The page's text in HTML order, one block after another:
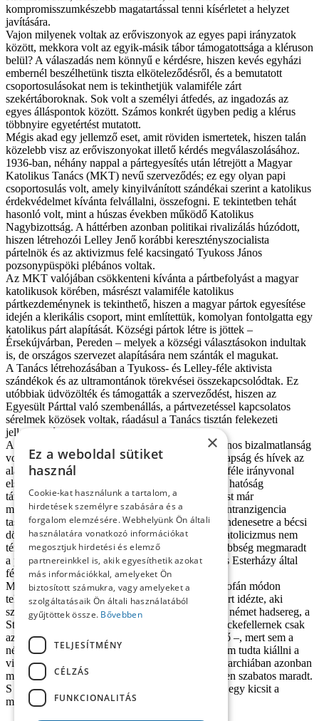
kompromisszumkészebb magatartással tenni kísérletet a helyzet
javítására.
Vajon milyenek voltak az erőviszonyok az egyes papi irányzatok
között, mekkora volt az egyik-másik tábor támogatottsága a kléruson
belül? A válaszadás nem könnyű e kérdésre, hiszen kevés egyházi
embernél beszélhetünk tiszta elköteleződésről, és a bemutatott
csoportosulásokat nem is tekinthetjük valamiféle zárt
szekértáboroknak. Sok volt a személyi átfedés, az ingadozás az
egyes álláspontok között. Számos konkrét ügyben pedig a klérus
többnyire egyetértést mutatott.
Mégis akad egy jellemző eset, amit röviden ismertetek, hiszen talán
közelebb visz az erőviszonyokat illető kérdés megválaszolásához.
1936-ban, néhány nappal a párt­egyesítés után létrejött a Magyar
Katolikus Tanács (MKT) nevű szerveződés; ez egy olyan papi
csoportosulás volt, amely kinyilvánított szándékai szerint a katolikus
érdekvédelmet kívánta felvállalni, összefogni. E tekintetben tehát
hasonló volt, mint a húszas években működő Katolikus
Nagybizottság. A háttérben azonban politikai rivalizálás húzódott,
hiszen létrehozói Lelley Jenő korábbi keresztényszocialista
pártelnök és az aktivizmus felé kacsingató Tyukoss János
pozsonypüspöki plébános voltak.
Az MKT valójában csökkenteni kívánta a pártbefolyást a magyar
katolikusok körében, másrészt valamiféle katolikus
pártkezdeménynek is tekinthető, hiszen a magyar pártok egyesítése
idején a klerikális csoport, mint említettük, komolyan fontolgatta egy
katolikus párt alapítását. Községi pártok létre is jöttek –
Érsekújvárban, Pereden – melyek a községi választásokon indultak
is, de országos szervezet alapítására nem szánták el magukat.
A Tanács létrehozásában a Tyukoss- és Lelley-féle aktivista
szándékok és az ultramontánok törekvései összekapcsolódtak. Ez
utóbbiak üdvözölték és támogatták a szerveződést, hiszen az
Egyesült Párttal való szembenállás, a pártvezetéssel kapcsolatos
sérelmek közösek voltak, ráadásul a Tanács tisztán felekezeti
jelleggel bírt.
A klerikálisok támogatásán kívül viszont az általános bizalmatlanság
volt jellemző a szervezettel szemben. A magyar papság és hívek az
alakulattól lényegében távolmaradtak, a Tyukoss-féle irányvonal
elszigetelt maradt, s csak a nagyszombati egyházi hatóság
támogatásával tudta fenntartani magát. Nehéz most már
megállapítani, hogy a papi többséget a klerikális intranzigencia
taszította-e jobban, vagy az aktivista alapállás, mindenesetre a bécsi
döntésig terjedő időszakban a felvidéki magyar katolicizmus nem
tért az Egyesült Párttól külön politikai utakra, a többség megmaradt
a párt által képviselt politikai, valamint a Szüllő és Esterházy által
fémjelzett egyház-politikai irányvonalon.
Még akkor is, ha Szüllő, mint láttuk, alapjában profán módon
tekintett az egyházra. Egy alkalommal Rockefellert idézte, aki
szerint három tökéletes szervezet van a világon: a német hadsereg, a
Standard Oil Company és a katolikus egyház. Rockefellernek csak
az egyházat illetően volt igaza – tette hozzá Szüllő –, mert sem a
német hadsereg, sem a Standard Oil Company nem tudta kiállni a
világrengést megtépettség nélkül. Az egyházi hierarchiában azonban
minden szög a legprecízebben és legtökéletesebben szabatos maradt.
S jó, ha ez a tökéletes gépezet – vélhette Szüllő – egy kicsit a
magyar ügy érdekében is zakatol.23
×
Ez a weboldal sütiket
használ
Cookie-kat használunk a tartalom, a
hirdetések személyre szabására és a
forgalom elemzésére. Webhelyünk Ön általi
használatára vonatkozó információkat
megosztjuk hirdetési és elemző
partnereinkkel is, akik egyesíthetik azokat
más információkkal, amelyeket Ön
biztosított számukra, vagy amelyeket a
szolgáltatásaik Ön általi használatából
gyűjtöttek össze. Bővebben
TELJESÍTMÉNY
CÉLZÁS
FUNKCIONALITÁS